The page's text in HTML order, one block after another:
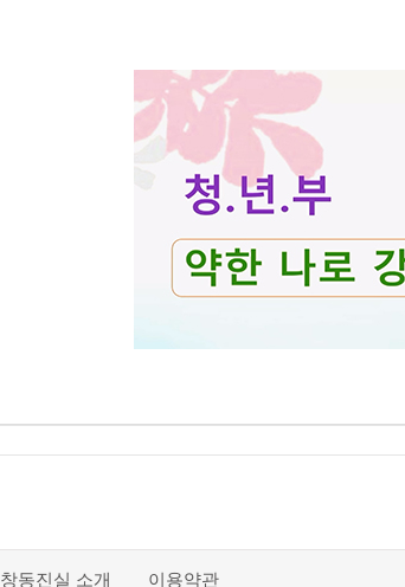
창동진실 소개 이용약관